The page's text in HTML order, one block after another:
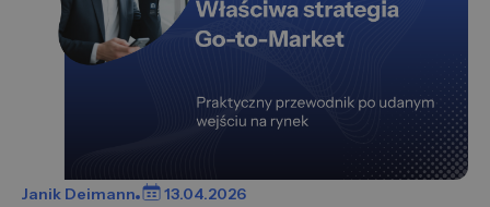
Janik Deimann 13.04.2026